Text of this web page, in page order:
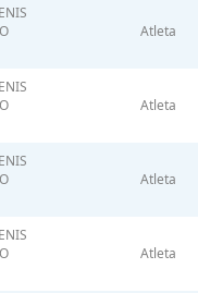
Atleta
Atleta
Atleta
Atleta